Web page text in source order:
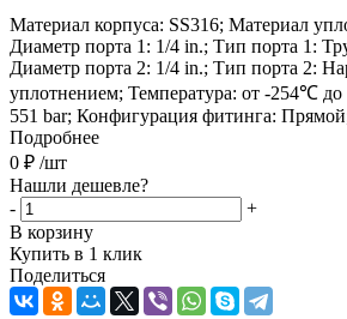
Материал корпуса: SS316; Материал
Диаметр порта 1: 1/4 in.; Тип порта 1:
Диаметр порта 2: 1/4 in.; Тип порта 2:
уплотнением; Температура: от -254℃
551 bar; Конфигурация фитинга:
Подробнее
0 ₽ /шт
Нашли дешевле?
-
+
В корзину
Купить в 1 клик
Поделиться